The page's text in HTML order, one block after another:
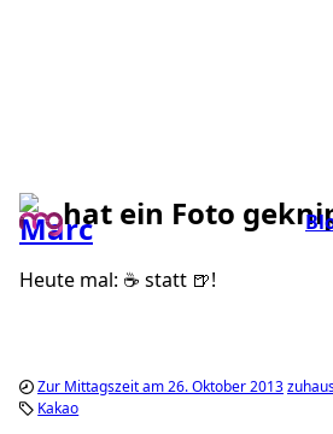
hat ein Foto
Heute mal: ☕️ statt 🍺!
Zur Mittagszeit am 26. Oktober 2013
Kakao